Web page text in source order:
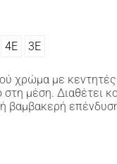
4Ε 3Ε
χρώμα με
στη μέση. Διαθέτει
βαμβακερή